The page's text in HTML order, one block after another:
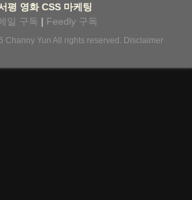
평 영화 CSS 마케팅
일 구독 | Feedly 구독
Channy Yun All rights reserved. Disclaimer